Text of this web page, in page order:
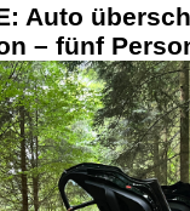
Auto
– fünf